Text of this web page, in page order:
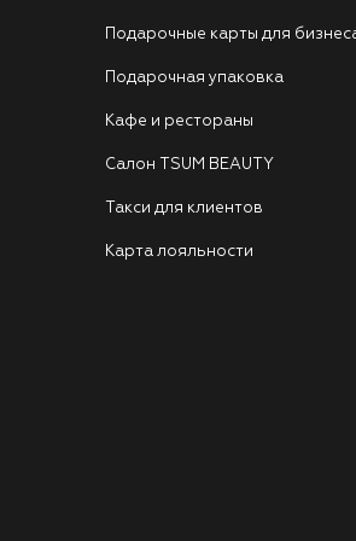
Подарочные карты для
Подарочная упаковка
Кафе и рестораны
Салон TSUM BEAUTY
Такси для клиентов
Карта лояльности